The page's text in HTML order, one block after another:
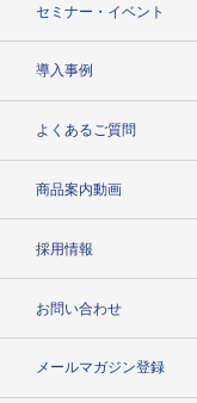
セミナー・イベント
導入事例
よくあるご質問
商品案内動画
採用情報
お問い合わせ
メールマガジン登録